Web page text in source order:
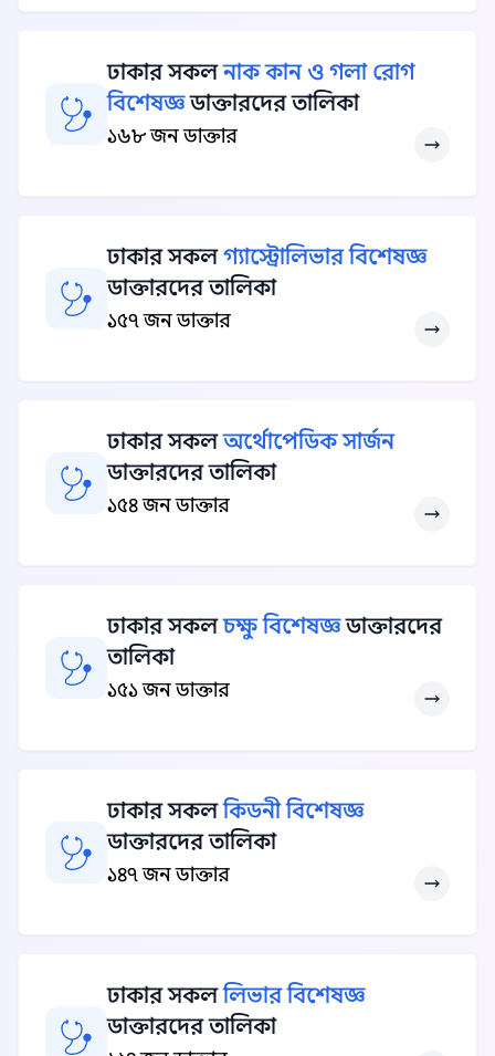
ঢাকার সকলনাক কান ও গলা রোগ
বিশেষজ্ঞডাক্তারদের তালিকা
১৬৮ জন ডাক্তার
ঢাকার সকলগ্যাস্ট্রোলিভার বিশেষজ্ঞ
ডাক্তারদের তালিকা
১৫৭ জন ডাক্তার
ঢাকার সকলঅর্থোপেডিক সার্জন
ডাক্তারদের তালিকা
১৫৪ জন ডাক্তার
ঢাকার সকলচক্ষু বিশেষজ্ঞডাক্তারদের
তালিকা
১৫১ জন ডাক্তার
ঢাকার সকলকিডনী বিশেষজ্ঞ
ডাক্তারদের তালিকা
১৪৭ জন ডাক্তার
ঢাকার সকললিভার বিশেষজ্ঞ
ডাক্তারদের তালিকা